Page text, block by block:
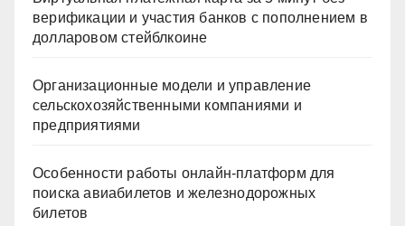
верификации и участия банков с пополнением в
долларовом стейблкоине
Организационные модели и управление
сельскохозяйственными компаниями и
предприятиями
Особенности работы онлайн-платформ для
поиска авиабилетов и железнодорожных
билетов